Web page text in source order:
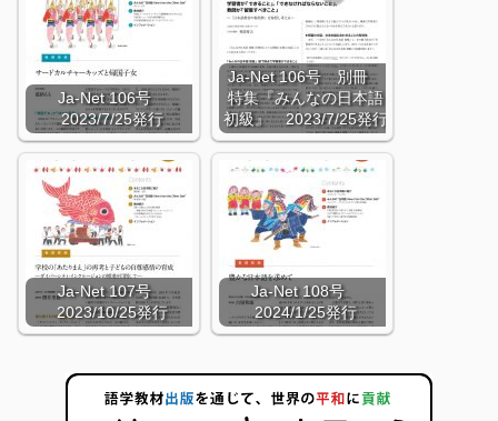
Ja-Net 106号
2023/7/25発行
Ja-Net 106号 別冊
特集『みんなの日本語
初級』 2023/7/25発行
Ja-Net 107号
2023/10/25発行
Ja-Net 108号
2024/1/25発行